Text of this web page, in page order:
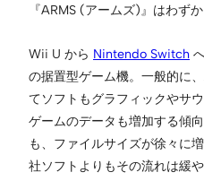
『ARMS (アームズ)』はわずか
Wii U から Nintendo Switch
の据置型ゲーム機。一般的に
てソフトもグラフィックやサ
ゲームのデータも増加する傾
も、ファイルサイズが徐々に
社ソフトよりもその流れは緩や